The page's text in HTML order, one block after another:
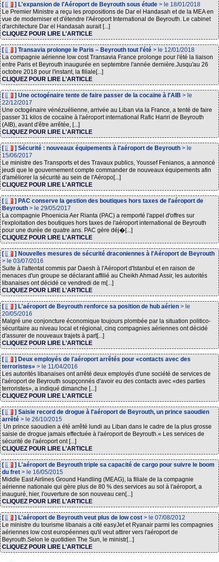
[ ] L'expansion de l'Aéroport de Beyrouth sous étude > le 18/01/2018
Le Premier Ministre a reçu les propositions de Dar el Handasah et de la MEA en
vue de moderniser et d'étendre l'Aéroport International de Beyrouth. Le cabinet
d'architecture Dar el Handasah aurait [...]
CLIQUEZ POUR LIRE L'ARTICLE
[ ] Transavia prolonge le Paris – Beyrouth tout l'été > le 12/01/2018
La compagnie aérienne low cost Transavia France prolonge pour l'été la liaison
entre Paris et Beyrouth inaugurée en septembre l'année dernière.Jusqu'au 26
octobre 2018 pour l'instant, la filiale[...]
CLIQUEZ POUR LIRE L'ARTICLE
[ ] Une octogénaire tente de faire passer de la cocaïne à l'AIB > le
22/12/2017
Une octogénaire vénézuélienne, arrivée au Liban via la France, a tenté de faire
passer 31 kilos de cocaïne à l'aéroport international Rafic Hariri de Beyrouth
(AIB), avant d'être arrêtée, [...]
CLIQUEZ POUR LIRE L'ARTICLE
[ ] Sécurité : nouveaux équipements à l'aéroport de Beyrouth > le
15/06/2017
Le ministre des Transports et des Travaux publics, Youssef Fenianos, a annoncé
jeudi que le gouvernement compte commander de nouveaux équipements afin
d'améliorer la sécurité au sein de l'Aéropo[...]
CLIQUEZ POUR LIRE L'ARTICLE
[
] PAC conserve la gestion des boutiques hors taxes de l'aéroport de
Beyrouth > le 29/05/2017
La compagnie Phoenicia Aer Rianta (PAC) a remporté l'appel d'offres sur
l'exploitation des boutiques hors taxes de l'aéroport international de Beyrouth
pour une durée de quatre ans. PAC gère déj�[...]
CLIQUEZ POUR LIRE L'ARTICLE
[
] Nouvelles mesures de sécurité draconiennes à l'Aéroport de Beyrouth
> le 03/07/2016
Suite à l'attentat commis par Daesh à l'Aéroport d'Istanbul et en raison de
menaces d'un groupe se déclarant affilié au Cheikh Ahmad Assir, les autorités
libanaises ont décidé ce vendredi de m[...]
CLIQUEZ POUR LIRE L'ARTICLE
[ ] L'aéroport de Beyrouth renforce sa position de hub aérien > le
20/05/2016
Malgré une conjoncture économique toujours plombée par la situation politico-
sécuritaire au niveau local et régional, cinq compagnies aériennes ont décidé
d'assurer de nouveaux trajets à part[...]
CLIQUEZ POUR LIRE L'ARTICLE
[
] Deux employés de l'aéroport arrêtés pour «contacts avec des
terroristes» > le 11/04/2016
Les autorités libanaises ont arrêté deux employés d'une société de services de
l'aéroport de Beyrouth soupçonnés d'avoir eu des contacts avec «des parties
terroristes», a indiqué dimanche [...]
CLIQUEZ POUR LIRE L'ARTICLE
[
] Saisie record de drogue à l'aéroport de Beyrouth, un prince saoudien
arrêté > le 26/10/2015
Un prince saoudien a été arrêté lundi au Liban dans le cadre de la plus grosse
saisie de drogue jamais effectuée à l'aéroport de Beyrouth.« Les services de
sécurité de l'aéroport ont [...]
CLIQUEZ POUR LIRE L'ARTICLE
[
] L'aéroport de Beyrouth triple sa capacité de cargo pour suivre le boom
du fret > le 16/05/2015
Middle East Airlines Ground Handling (MEAG), la filiale de la compagnie
aérienne nationale qui gère plus de 80 % des services au sol à l'aéroport, a
inauguré, hier, l'ouverture de son nouveau cen[...]
CLIQUEZ POUR LIRE L'ARTICLE
[ ] L'aéroport de Beyrouth veut plus de low cost > le 07/08/2012
Le ministre du tourisme libanais a cité easyJet et Ryanair parmi les compagnies
aériennes low cost européennes qu'il veut attirer vers l'aéroport de
Beyrouth.Selon le quotidien The Sun, le ministr[...]
CLIQUEZ POUR LIRE L'ARTICLE